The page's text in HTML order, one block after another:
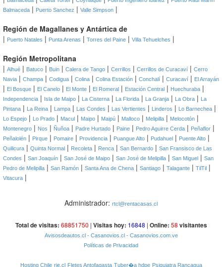
Balmaceda | Puerto Sanchez | Valle Simpson |
Región de Magallanes y Antártica de
| Puerto Natales | Punta Arenas | Torres del Paine | Villa Tehuelches |
Región Metropolitana
| Alhué | Batuco | Buin | Calera de Tango | Cerrillos | Cerrillos de Curacaví | Cerro
Navia | Champa | Codigua | Colina | Colina Estación | Conchalí | Curacaví | El Arrayán
| El Bosque | El Canelo | El Monte | El Romeral | Estación Central | Huechuraba |
Independencia | Isla de Maipo | La Cisterna | La Florida | La Granja | La Obra |
La
Pintana | La Reina | Lampa | Las Condes | Las Vertientes | Linderos | Lo Barnechea |
Lo Espejo | Lo Prado | Macul | Maipo | Maipú | Malloco | Melipilla | Melocotón |
Montenegro | Nos | Ñuñoa | Padre Hurtado | Paine | Pedro Aguirre Cerda | Peñaflor |
Peñalolén | Pirque | Pomaire | Providencia | Puangue Alto | Pudahuel | Puente Alto |
Quilicura | Quinta Normal | Recoleta | Renca | San Bernardo | San Fransisco de Las
Condes | San Joaquín | San José de Maipo | San José de Melipilla | San Miguel | San
Pedro de Melipilla | San Ramón | Santa Ana de Chena | Santiago | Talagante | TilTil |
Vitacura |
Administrador: rtcl@rentacasas.cl
Total de visitas: 68851750 | Visitas hoy: 16848 | Online: 58 visitantes
Avisosdeautos.cl - Casanovios.cl - Casanovios.com.ve
Políticas de Privacidad
Hosting Chile rie.cl Fletes Antofagasta Tuber�a hdpe Psiquiatra Rancagua